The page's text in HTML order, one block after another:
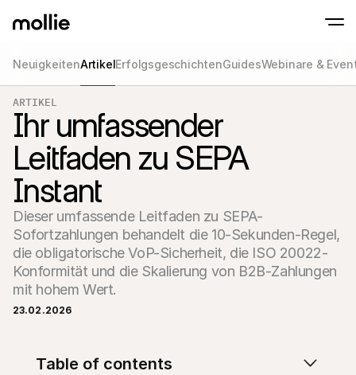
Tap to Pay auf dem iPhone
Akzeptieren Sie kontaklose Zahlungen
Erfahren Sie mehr
für eine höhere
Wiederkehrende
Erhalten Sie
Abo-Zahlungen
Acceptance & Risk
Verhindern Sie
NeuigkeitenArtikelErfolgsgeschichtenGuidesWebinare &
ARTIKEL
Ihr umfassender
Leitfaden zu SEPA
Instant
Dieser umfassende Leitfaden zu SEPA-
Sofortzahlungen behandelt die 10-Sekunden-Regel,
die obligatorische VoP-Sicherheit, die ISO 20022-
Konformität und die Skalierung von B2B-Zahlungen
mit hohem Wert.
23.02.2026
Table of contents